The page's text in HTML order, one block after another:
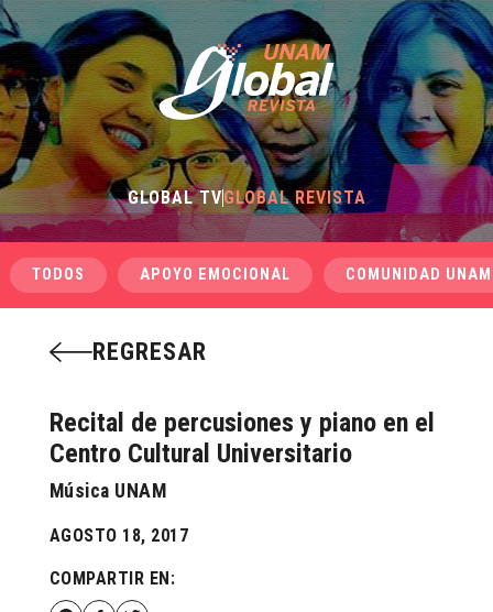
GLOBAL TVGLOBAL REVISTA
TODOS APOYO EMOCIONAL COMUNIDAD UNAM
REGRESAR
Recital de percusiones y piano en el
Centro Cultural Universitario
Música UNAM
AGOSTO 18, 2017
COMPARTIR EN: